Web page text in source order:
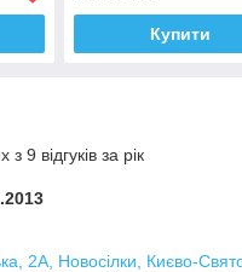
Купити
9 відгуків за рік
2А, Новосілки, Києво-